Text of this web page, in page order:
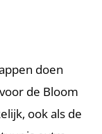
doen
de Bloom
ook als de